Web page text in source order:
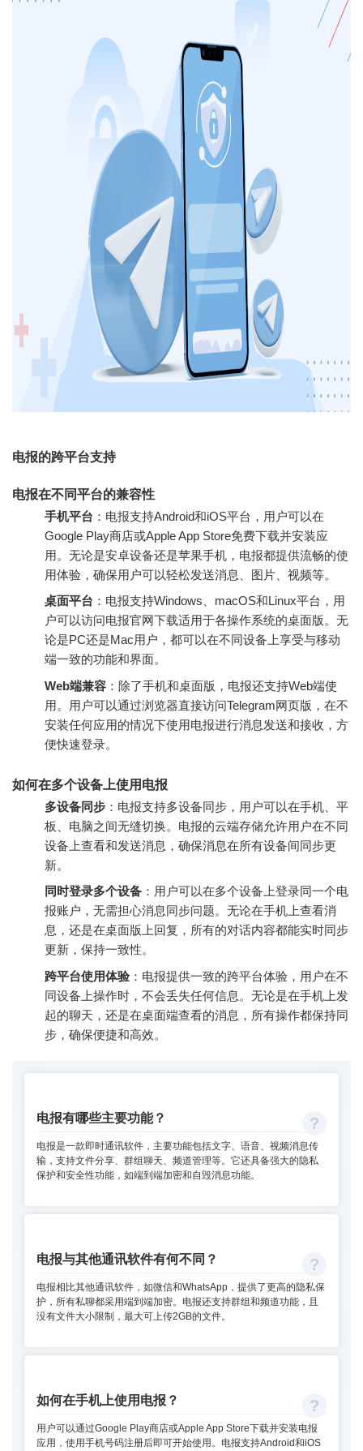
电报的跨平台支持
电报在不同平台的兼容性
手机平台 ：电报支持Android和iOS平台，用户可以在
Google Play商店或Apple App Store免费下载并安装应
用。无论是安卓设备还是苹果手机，电报都提供流畅的使
用体验，确保用户可以轻松发送消息、图片、视频等。
桌面平台 ：电报支持Windows、macOS和Linux平台，用
户可以访问电报官网下载适用于各操作系统的桌面版。无
论是PC还是Mac用户，都可以在不同设备上享受与移动
端一致的功能和界面。
Web端兼容 ：除了手机和桌面版，电报还支持Web端使
用。用户可以通过浏览器直接访问Telegram网页版，在不
安装任何应用的情况下使用电报进行消息发送和接收，方
便快速登录。
如何在多个设备上使用电报
多设备同步 ：电报支持多设备同步，用户可以在手机、平
板、电脑之间无缝切换。电报的云端存储允许用户在不同
设备上查看和发送消息，确保消息在所有设备间同步更
新。
同时登录多个设备 ：用户可以在多个设备上登录同一个电
报账户，无需担心消息同步问题。无论在手机上查看消
息，还是在桌面版上回复，所有的对话内容都能实时同步
更新，保持一致性。
跨平台使用体验：电报提供一致的跨平台体验，用户在不
同设备上操作时，不会丢失任何信息。无论是在手机上发
起的聊天，还是在桌面端查看的消息，所有操作都保持同
步，确保便捷和高效。
电报有哪些主要功能？
电报是一款即时通讯软件，主要功能包括文字、语音、视频消息传
输，支持文件分享、群组聊天、频道管理等。它还具备强大的隐私
保护和安全性功能，如端到端加密和自毁消息功能。
电报与其他通讯软件有何不同？
电报相比其他通讯软件，如微信和WhatsApp，提供了更高的隐私保
护，所有私聊都采用端到端加密。电报还支持群组和频道功能，且
没有文件大小限制，最大可上传2GB的文件。
如何在手机上使用电报？
用户可以通过Google Play商店或Apple App Store下载并安装电报
应用，使用手机号码注册后即可开始使用。电报支持Android和iOS